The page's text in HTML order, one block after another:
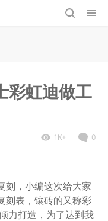
彩虹迪做工
1K+ 0
刻，小编这次给大家
刻表，镶砖的又称彩
力打造，为了达到我